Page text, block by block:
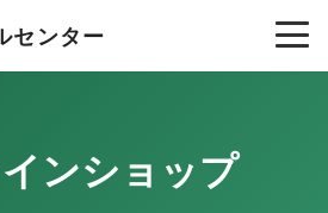
センター
ンショップ